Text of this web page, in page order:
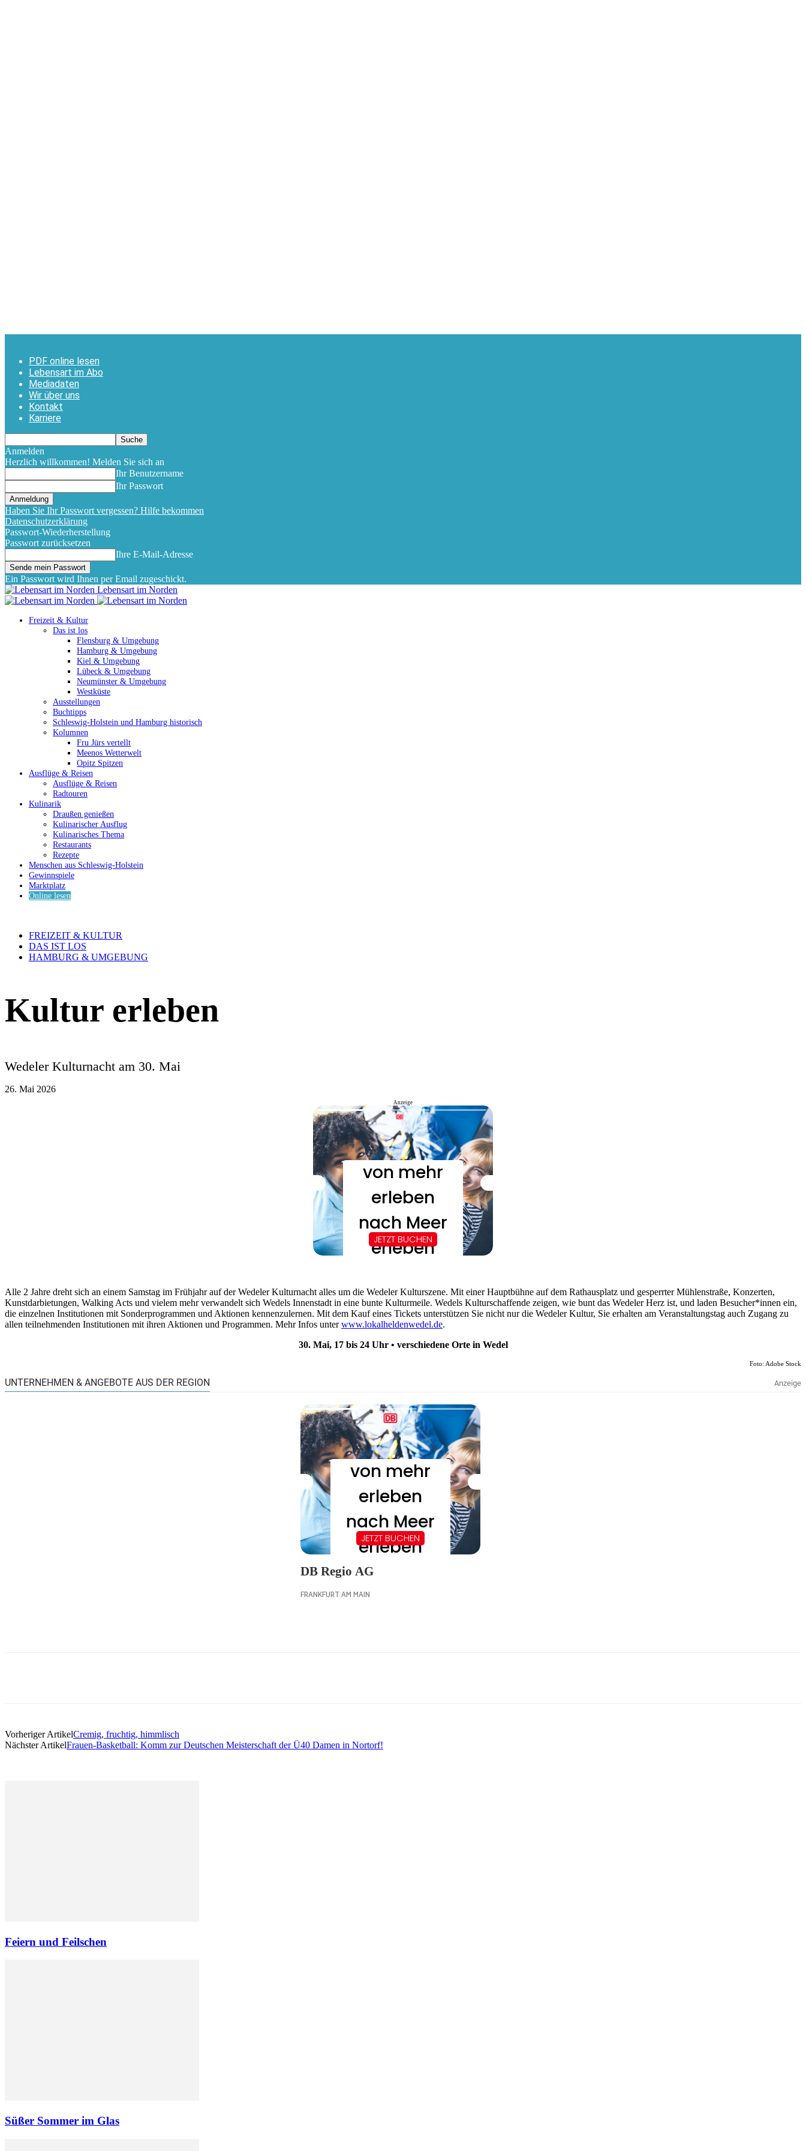
PDF online lesen
Lebensart im Abo
Mediadaten
Wir über uns
Kontakt
Karriere
Anmelden
Herzlich willkommen! Melden Sie sich an
Ihr Benutzername
Ihr Passwort
Haben Sie Ihr Passwort vergessen? Hilfe bekommen
Datenschutzerklärung
Passwort-Wiederherstellung
Passwort zurücksetzen
Ihre E-Mail-Adresse
Ein Passwort wird Ihnen per Email zugeschickt.
Lebensart im Norden
Freizeit & Kultur
Das ist los
Flensburg & Umgebung
Hamburg & Umgebung
Kiel & Umgebung
Lübeck & Umgebung
Neumünster & Umgebung
Westküste
Ausstellungen
Buchtipps
Schleswig-Holstein und Hamburg historisch
Kolumnen
Fru Jürs vertellt
Meenos Wetterwelt
Opitz Spitzen
Ausflüge & Reisen
Ausflüge & Reisen
Radtouren
Kulinarik
Draußen genießen
Kulinarischer Ausflug
Kulinarisches Thema
Restaurants
Rezepte
Menschen aus Schleswig-Holstein
Gewinnspiele
Marktplatz
Online lesen
FREIZEIT & KULTUR
DAS IST LOS
HAMBURG & UMGEBUNG
Kultur erleben
Wedeler Kulturnacht am 30. Mai
26. Mai 2026
Anzeige
Alle 2 Jahre dreht sich an einem Samstag im Frühjahr auf der Wedeler Kulturnacht alles um die Wedeler Kulturszene. Mit einer Hauptbühne auf dem Rathausplatz und gesperrter Mühlenstraße, Konzerten,
Kunstdarbietungen, Walking Acts und vielem mehr verwandelt sich Wedels Innenstadt in eine bunte Kulturmeile. Wedels Kulturschaffende zeigen, wie bunt das Wedeler Herz ist, und laden Besucher*innen ein,
die einzelnen Institutionen mit Sonderprogrammen und Aktionen kennenzulernen. Mit dem Kauf eines Tickets unterstützen Sie nicht nur die Wedeler Kultur, Sie erhalten am Veranstaltungstag auch Zugang zu
allen teilnehmenden Institutionen mit ihren Aktionen und Programmen. Mehr Infos unterwww.lokalheldenwedel.de.
30. Mai, 17 bis 24 Uhr • verschiedene Orte in Wedel
Foto: Adobe Stock
Vorheriger ArtikelCremig, fruchtig, himmlisch
Nächster ArtikelFrauen-Basketball: Komm zur Deutschen Meisterschaft der Ü40 Damen in Nortorf!
Feiern und Feilschen
Süßer Sommer im Glas